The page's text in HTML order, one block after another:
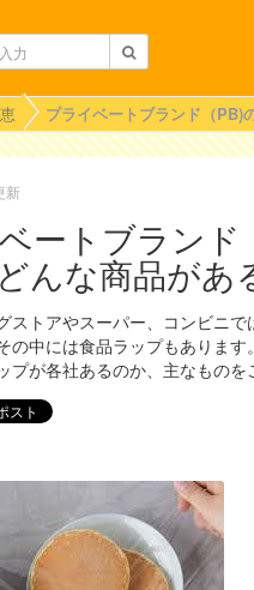
新
ートブラン
んな商品があ
ストアやスーパー、コンビニ
の中には食品ラップもありま
プが各社あるのか、主なものを